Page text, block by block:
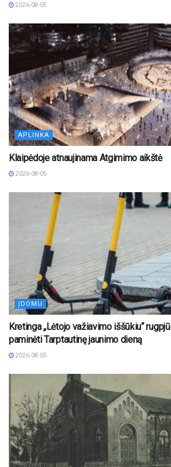
2026-08-05
APLINKA
Klaipėdoje atnaujinama Atgimimo aikštė
2026-08-05
ĮDOMU
Kretinga „Lėtojo važiavimo iššūkiu“
paminėti Tarptautinę jaunimo dieną
2026-08-05